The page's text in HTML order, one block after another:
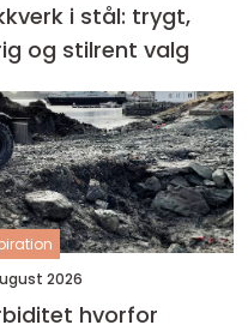
i stål: trygt,
og stilrent valg
2026
hvorfor